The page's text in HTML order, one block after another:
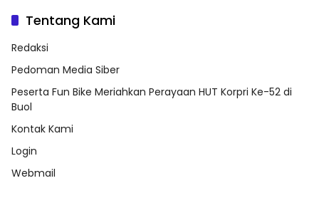
Tentang Kami
Redaksi
Pedoman Media Siber
Peserta Fun Bike Meriahkan Perayaan HUT Korpri Ke-52 di
Buol
Kontak Kami
Login
Webmail